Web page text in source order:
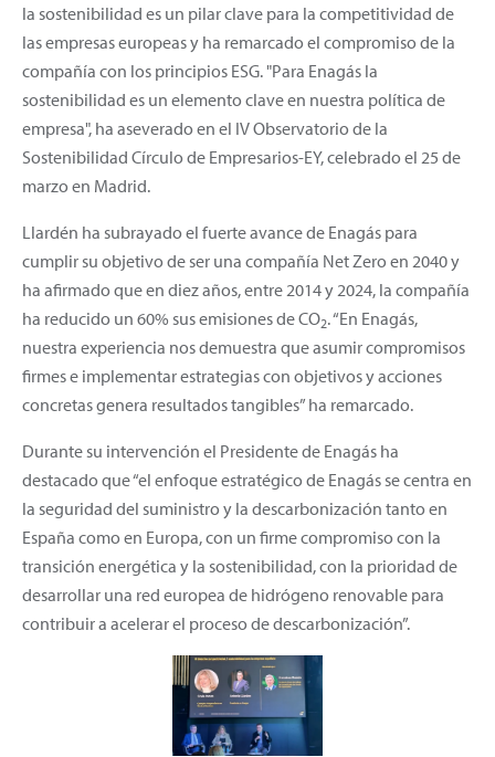
la sostenibilidad es un pilar clave para la competitividad de
las empresas europeas y ha remarcado el compromiso de la
compañía con los principios ESG. "Para Enagás la
sostenibilidad es un elemento clave en nuestra política de
empresa", ha aseverado en el IV Observatorio de la
Sostenibilidad Círculo de Empresarios-EY, celebrado el 25 de
marzo en Madrid.
Llardén ha subrayado el fuerte avance de Enagás para
cumplir su objetivo de ser una compañía Net Zero en 2040 y
ha afirmado que en diez años, entre 2014 y 2024, la compañía
ha reducido un 60% sus emisiones de CO2. “En Enagás,
nuestra experiencia nos demuestra que asumir compromisos
firmes e implementar estrategias con objetivos y acciones
concretas genera resultados tangibles” ha remarcado.
Durante su intervención el Presidente de Enagás ha
destacado que “el enfoque estratégico de Enagás se centra en
la seguridad del suministro y la descarbonización tanto en
España como en Europa, con un firme compromiso con la
transición energética y la sostenibilidad, con la prioridad de
desarrollar una red europea de hidrógeno renovable para
contribuir a acelerar el proceso de descarbonización”.